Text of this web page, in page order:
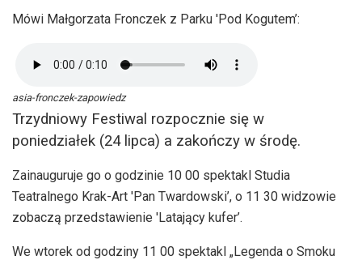
Mówi Małgorzata Fronczek z Parku 'Pod Kogutem’:
asia-fronczek-zapowiedz
Trzydniowy Festiwal rozpocznie się w
poniedziałek (24 lipca) a zakończy w środę.
Zainauguruje go o godzinie 10 00 spektakl Studia
Teatralnego Krak-Art 'Pan Twardowski’, o 11 30 widzowie
zobaczą przedstawienie 'Latający kufer’.
We wtorek od godziny 11 00 spektakl „Legenda o Smoku